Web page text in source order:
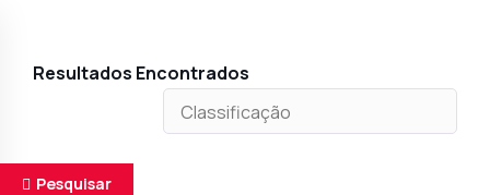
Pesquisar
Resultados Encontrados